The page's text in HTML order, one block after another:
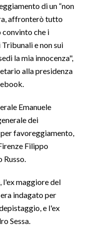
di un “non
affronterò tutto
convinto che i
e non sui
la mia innocenza",
alla presidenza
Emanuele
dei
favoreggiamento,
Filippo
l'ex maggiore del
indagato per
e l'ex
Sessa.